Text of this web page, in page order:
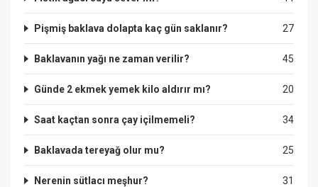
27
Pişmiş baklava dolapta kaç gün saklanır?
45
Baklavanın yağı ne zaman verilir?
20
Günde 2 ekmek yemek kilo aldırır mı?
34
Saat kaçtan sonra çay içilmemeli?
25
Baklavada tereyağ olur mu?
31
Nerenin sütlacı meşhur?